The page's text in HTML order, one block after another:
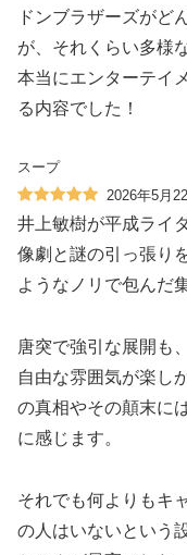
ドンブラザーズがど
が、それくらい多様
本当にエンターテイ
る内容でした！
スープ
2026年5月
井上敏樹が平成ライ
像劇と謎の引っ張り
ようなノリで包んだ
唐突で強引な展開も
自由な雰囲気が楽し
の真相やその顛末に
に感じます。
それでも何よりもキ
の人はいないという